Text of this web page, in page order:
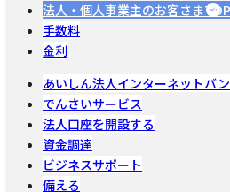
法人・個人事業主のお客さまTOP
手数料
金利
あいしん法人インターネットバ
でんさいサービス
法人口座を開設する
資金調達
ビジネスサポート
備える